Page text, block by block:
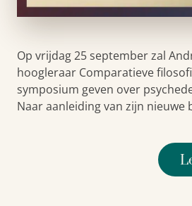
Op vrijdag 25 september zal
hoogleraar Comparatieve
symposium geven over
Naar aanleiding van zijn nieuwe